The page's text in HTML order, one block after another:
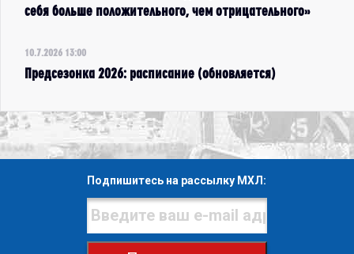
себя больше положительного, чем отрицательного»
10.7.2026 13:00
Предсезонка 2026: расписание (обновляется)
Подпишитесь на рассылку МХЛ: